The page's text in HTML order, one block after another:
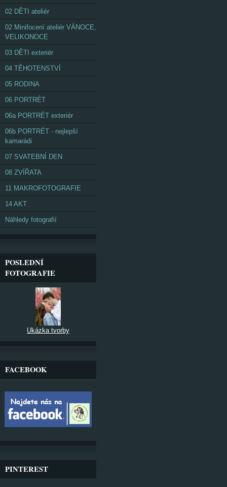
02 DĚTI ateliér
02 Minifocení ateliér VÁNOCE,
VELIKONOCE
03 DĚTI exteriér
04 TĚHOTENSTVÍ
05 RODINA
06 PORTRÉT
06a PORTRÉT exteriér
06b PORTRÉT - nejlepší
kamarádi
07 SVATEBNÍ DEN
08 ZVÍŘATA
11 MAKROFOTOGRAFIE
14 AKT
Náhledy fotografií
POSLEDNÍ
FOTOGRAFIE
Ukázka tvorby
FACEBOOK
PINTEREST